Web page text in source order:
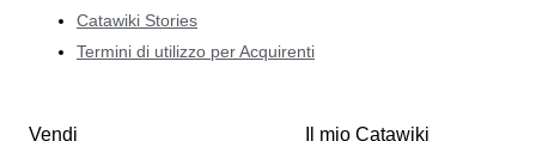
Catawiki Stories
Termini di utilizzo per Acquirenti
Vendi Il mio Catawiki